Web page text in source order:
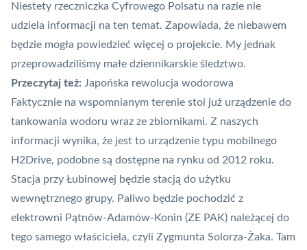
Niestety rzeczniczka Cyfrowego Polsatu na razie nie
udziela informacji na ten temat. Zapowiada, że niebawem
będzie mogła powiedzieć więcej o projekcie. My jednak
przeprowadziliśmy małe dziennikarskie śledztwo.
Przeczytaj też: Japońska rewolucja wodorowa
Faktycznie na wspomnianym terenie stoi już urządzenie do
tankowania wodoru wraz ze zbiornikami. Z naszych
informacji wynika, że jest to urządzenie typu mobilnego
H2Drive, podobne są dostępne na rynku od 2012 roku.
Stacja przy Łubinowej będzie stacją do użytku
wewnętrznego grupy. Paliwo będzie pochodzić z
elektrowni Pątnów-Adamów-Konin (ZE PAK) należącej do
tego samego właściciela, czyli Zygmunta Solorza-Żaka. Tam